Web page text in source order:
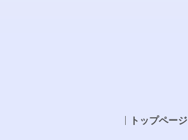
トップページ